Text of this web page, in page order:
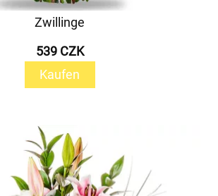
Zwillinge
539 CZK
Kaufen